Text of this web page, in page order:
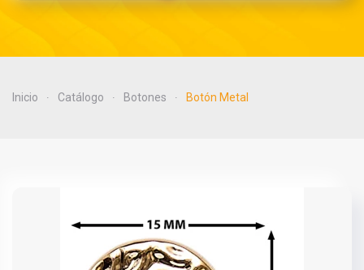
Inicio Catálogo Botones Botón Metal